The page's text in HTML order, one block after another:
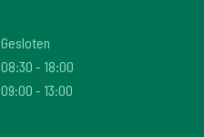
Gesloten
08:30 - 18:00
09:00 - 13:00